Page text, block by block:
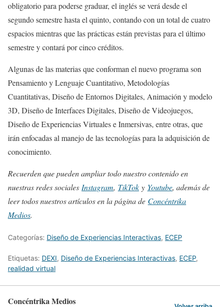
obligatorio para poderse graduar, el inglés se verá desde el
segundo semestre hasta el quinto, contando con un total de cuatro
espacios mientras que las prácticas están previstas para el último
semestre y contará por cinco créditos.
Algunas de las materias que conforman el nuevo programa son
Pensamiento y Lenguaje Cuantitativo, Metodologías
Cuantitativas, Diseño de Entornos Digitales, Animación y modelo
3D, Diseño de Interfaces Digitales, Diseño de Videojuegos,
Diseño de Experiencias Virtuales e Inmersivas, entre otras, que
irán enfocadas al manejo de las tecnologías para la adquisición de
conocimiento.
Recuerden que pueden ampliar todo nuestro contenido en
nuestras redes sociales Instagram, TikTok y Youtube, además de
leer todos nuestros artículos en la página de Concéntrika
Medios.
Categorías: Diseño de Experiencias Interactivas, ECEP
Etiquetas: DEXI, Diseño de Experiencias Interactivas, ECEP,
realidad virtual
Concéntrika Medios